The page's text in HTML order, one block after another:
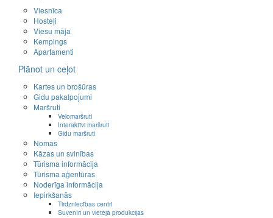
Viesnīca
Hosteļi
Viesu māja
Kempings
Apartamenti
Plānot un ceļot
Kartes un brošūras
Gidu pakalpojumi
Maršruti
Velomaršruti
Interaktīvi maršruti
Gidu maršruti
Nomas
Kāzas un svinības
Tūrisma informācija
Tūrisma aģentūras
Noderīga informācija
Iepirkšanās
Tirdzniecības centri
Suvenīri un vietējā produkcijas